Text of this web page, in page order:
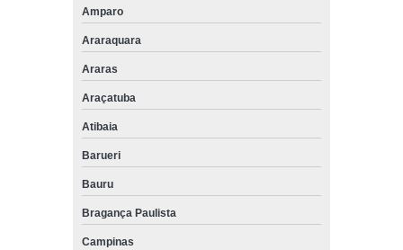
Amparo
Araraquara
Araras
Araçatuba
Atibaia
Barueri
Bauru
Bragança Paulista
Campinas